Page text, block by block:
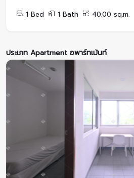
1 Bed 1 Bath 40.00 sq.m.
ประเภท Apartment อพาร์ทเม้นท์